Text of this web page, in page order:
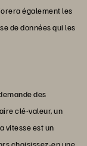
également les
de données qui les
des
clé-valeur, un
vitesse est un